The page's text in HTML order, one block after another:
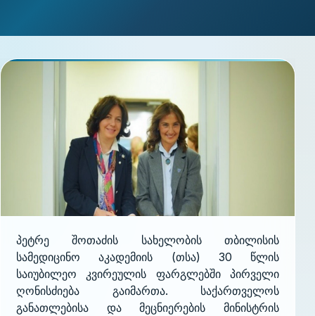
პეტრე შოთაძის სახელობის თბილისის
სამედიცინო აკადემიის (თსა) 30 წლის
საიუბილეო კვირეულის ფარგლებში პირველი
ღონისძიება გაიმართა. საქართველოს
განათლებისა და მეცნიერების მინისტრის